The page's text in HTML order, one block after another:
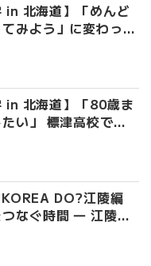
in 北海道】「めんど
みよう」に変わっ
れて走る、僕の泥
in 北海道】「80歳ま
い」 標津高校で踏
生き方
DO?江陵編
つなぐ時間 ― 江陵端